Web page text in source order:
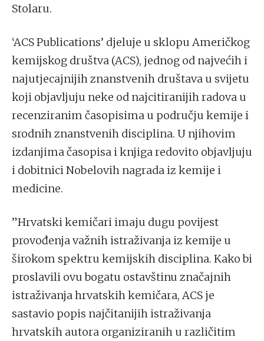
Stolaru.
‘ACS Publications’ djeluje u sklopu Američkog
kemijskog društva (ACS), jednog od najvećih i
najutjecajnijih znanstvenih društava u svijetu
koji objavljuju neke od najcitiranijih radova u
recenziranim časopisima u području kemije i
srodnih znanstvenih disciplina. U njihovim
izdanjima časopisa i knjiga redovito objavljuju
i dobitnici Nobelovih nagrada iz kemije i
medicine.
”Hrvatski kemičari imaju dugu povijest
provođenja važnih istraživanja iz kemije u
širokom spektru kemijskih disciplina. Kako bi
proslavili ovu bogatu ostavštinu značajnih
istraživanja hrvatskih kemičara, ACS je
sastavio popis najčitanijih istraživanja
hrvatskih autora organiziranih u različitim